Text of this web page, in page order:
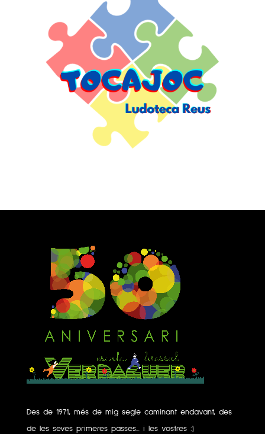
Des de 1971, més de mig segle caminant endavant, des
de les seves primeres passes... i les vostres :)